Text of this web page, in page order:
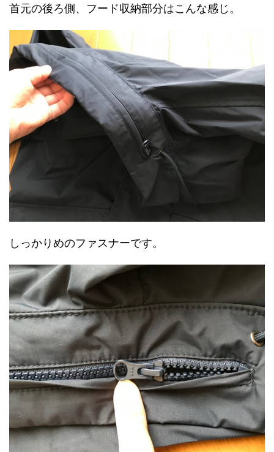
首元の後ろ側、フード収納部分はこんな感じ。
しっかりめのファスナーです。